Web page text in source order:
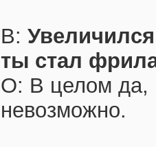
В:
ты стал
О: В целом да,
невозможно.